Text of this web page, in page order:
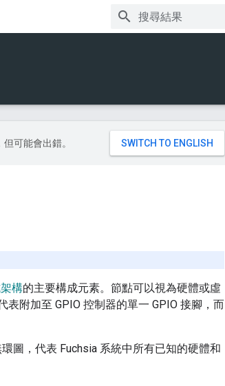
可能會出錯。
構的主要構成元素。節點可以視為硬體或虛
附加至 GPIO 控制器的單一 GPIO 接腳，而
圖，代表 Fuchsia 系統中所有已知的硬體和